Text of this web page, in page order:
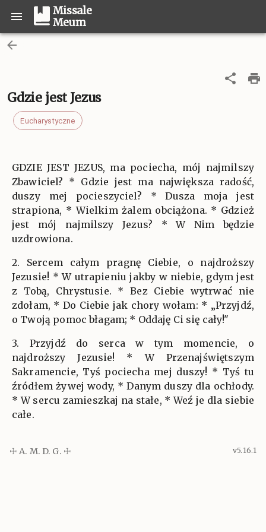
Missale
Meum
Gdzie jest Jezus
Eucharystyczne
GDZIE JEST JEZUS, ma pociecha, mój najmilszy
Zbawiciel? * Gdzie jest ma największa radość,
duszy mej pocieszyciel? * Dusza moja jest
strapiona, * Wielkim żalem obciążona. * Gdzież
jest mój najmilszy Jezus? * W Nim będzie
uzdrowiona.
2. Sercem całym pragnę Ciebie, o najdroższy
Jezusie! * W utrapieniu jakby w niebie, gdym jest
z Tobą, Chrystusie. * Bez Ciebie wytrwać nie
zdołam, * Do Ciebie jak chory wołam: * „Przyjdź,
o Twoją pomoc błagam; * Oddaję Ci się cały!"
3. Przyjdź do serca w tym momencie, o
najdroższy Jezusie! * W Przenajświętszym
Sakramencie, Tyś pociecha mej duszy! * Tyś tu
źródłem żywej wody, * Danym duszy dla ochłody.
* W sercu zamieszkaj na stałe, * Weź je dla siebie
całe.
☩ A. M. D. G. ☩ v5.16.1